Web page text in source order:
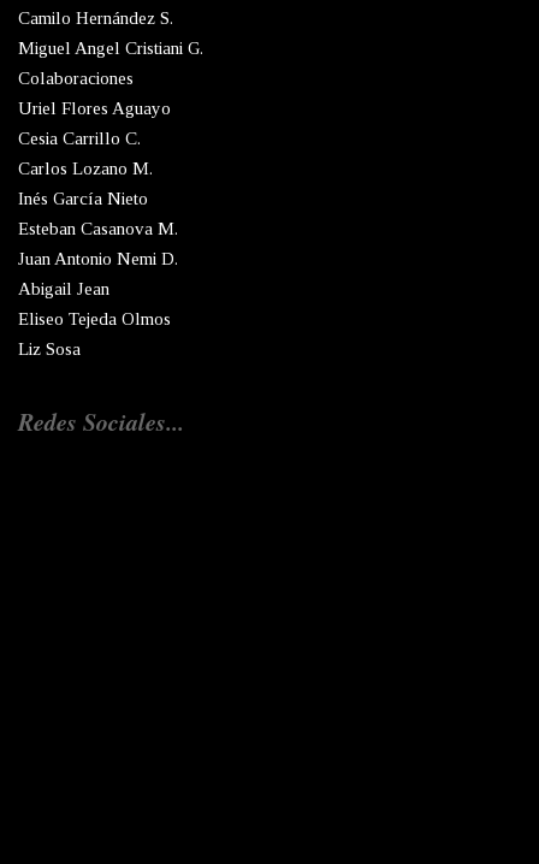
Camilo Hernández S.
Miguel Angel Cristiani G.
Colaboraciones
Uriel Flores Aguayo
Cesia Carrillo C.
Carlos Lozano M.
Inés García Nieto
Esteban Casanova M.
Juan Antonio Nemi D.
Abigail Jean
Eliseo Tejeda Olmos
Liz Sosa
Redes Sociales...